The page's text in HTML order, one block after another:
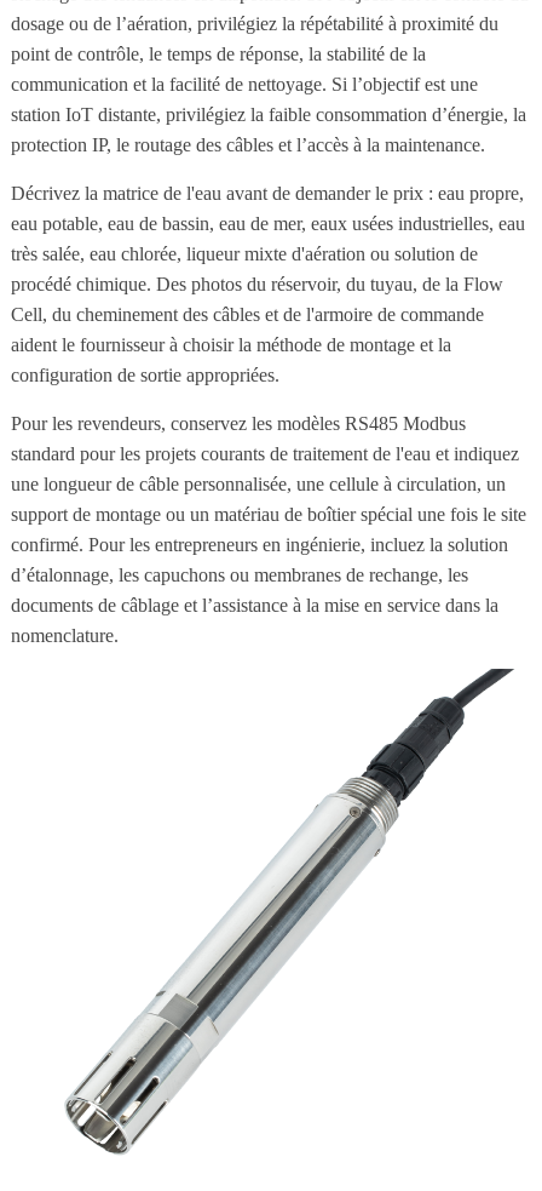
dosage ou de l’aération, privilégiez la répétabilité à proximité du
point de contrôle, le temps de réponse, la stabilité de la
communication et la facilité de nettoyage. Si l’objectif est une
station IoT distante, privilégiez la faible consommation d’énergie, la
protection IP, le routage des câbles et l’accès à la maintenance.
Décrivez la matrice de l'eau avant de demander le prix : eau propre,
eau potable, eau de bassin, eau de mer, eaux usées industrielles, eau
très salée, eau chlorée, liqueur mixte d'aération ou solution de
procédé chimique. Des photos du réservoir, du tuyau, de la Flow
Cell, du cheminement des câbles et de l'armoire de commande
aident le fournisseur à choisir la méthode de montage et la
configuration de sortie appropriées.
Pour les revendeurs, conservez les modèles RS485 Modbus
standard pour les projets courants de traitement de l'eau et indiquez
une longueur de câble personnalisée, une cellule à circulation, un
support de montage ou un matériau de boîtier spécial une fois le site
confirmé. Pour les entrepreneurs en ingénierie, incluez la solution
d’étalonnage, les capuchons ou membranes de rechange, les
documents de câblage et l’assistance à la mise en service dans la
nomenclature.